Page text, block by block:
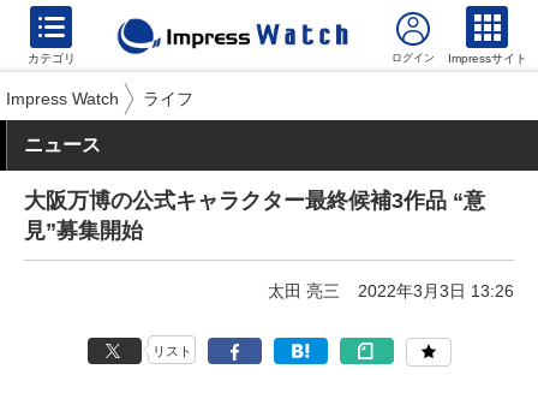
カテゴリ Impressサイト
Impress Watch ライフ
ニュース
大阪万博の公式キャラクター最終候補3作品 “意
見”募集開始
太田 亮三 2022年3月3日 13:26
リスト